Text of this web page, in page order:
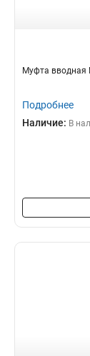
Муфта вводная
Подробнее
Наличие: В